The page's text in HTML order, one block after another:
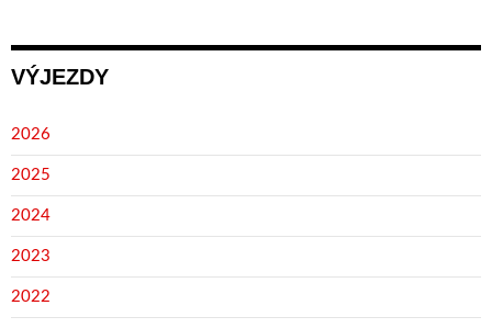
VÝJEZDY
2026
2025
2024
2023
2022